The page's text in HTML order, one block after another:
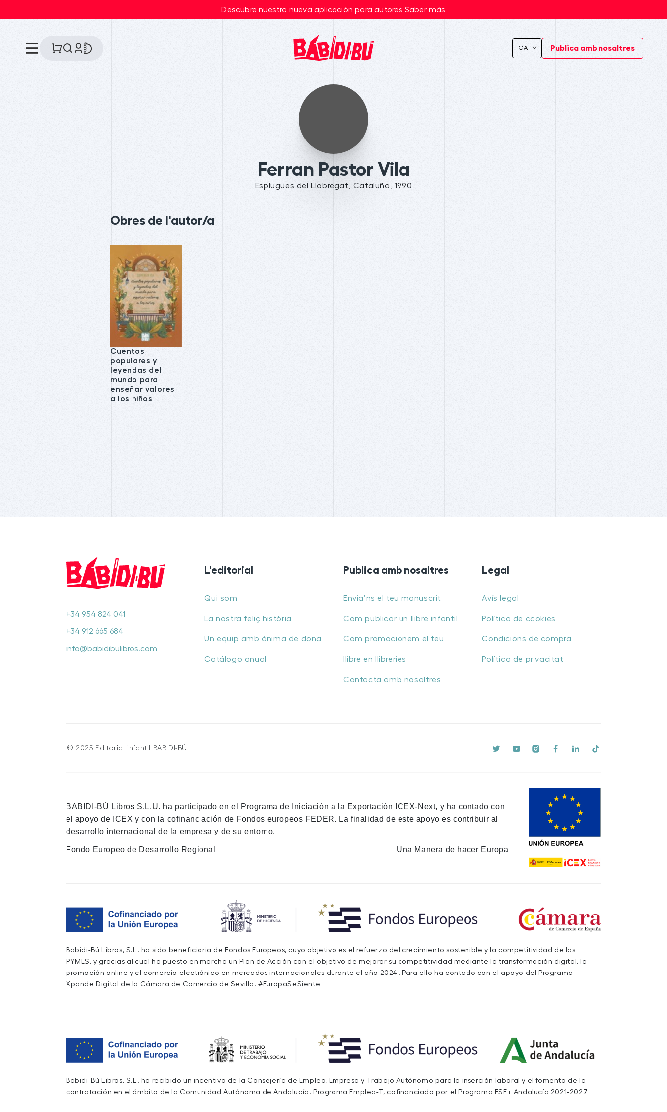
Descubre nuestra nueva aplicación para autores Saber más
CA Publica amb nosaltres
Ferran Pastor Vila
Esplugues del Llobregat, Cataluña, 1990
Obres de l'autor/a
Cuentos
populares y
leyendas del
mundo para
enseñar valores
a los niños
+34 954 824 041
+34 912 665 684
info@babidibulibros.com
L'editorial
Qui som
La nostra feliç història
Un equip amb ànima de dona
Catálogo anual
Publica amb nosaltres
Envia’ns el teu manuscrit
Com publicar un llibre infantil
Com promocionem el teu
llibre en llibreries
Contacta amb nosaltres
Legal
Avís legal
Política de cookies
Condicions de compra
Política de privacitat
© 2025 Editorial infantil BABIDI-BÚ
BABIDI-BÚ Libros S.L.U. ha participado en el Programa de Iniciación a la Exportación ICEX-Next, y ha contado con
el apoyo de ICEX y con la cofinanciación de Fondos europeos FEDER. La finalidad de este apoyo es contribuir al
desarrollo internacional de la empresa y de su entorno.
Fondo Europeo de Desarrollo Regional Una Manera de hacer Europa
Babidi-Bú Libros, S.L. ha sido beneficiaria de Fondos Europeos, cuyo objetivo es el refuerzo del crecimiento sostenible y la competitividad de las
PYMES, y gracias al cual ha puesto en marcha un Plan de Acción con el objetivo de mejorar su competitividad mediante la transformación digital, la
promoción online y el comercio electrónico en mercados internacionales durante el año 2024. Para ello ha contado con el apoyo del Programa
Xpande Digital de la Cámara de Comercio de Sevilla. #EuropaSeSiente
Babidi-Bú Libros, S.L. ha recibido un incentivo de la Consejería de Empleo, Empresa y Trabajo Autónomo para la inserción laboral y el fomento de la
contratación en el ámbito de la Comunidad Autónoma de Andalucía. Programa Emplea-T, cofinanciado por el Programa FSE+ Andalucía 2021-2027